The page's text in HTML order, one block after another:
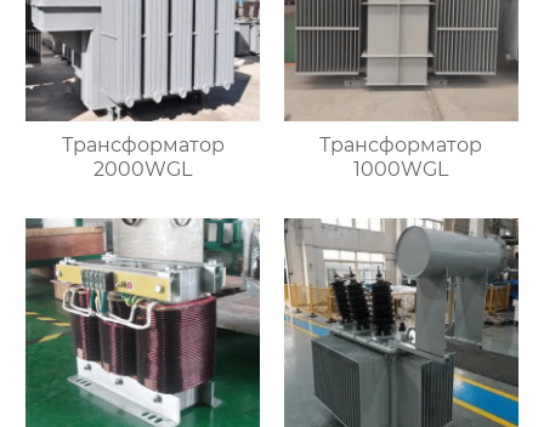
Трансформатор
2000WGL
Трансформатор
1000WGL